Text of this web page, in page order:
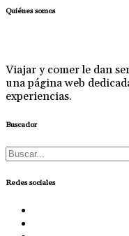
Quiénes somos
Viajar y comer le dan
una página web
experiencias.
Buscador
Buscar:
Redes sociales